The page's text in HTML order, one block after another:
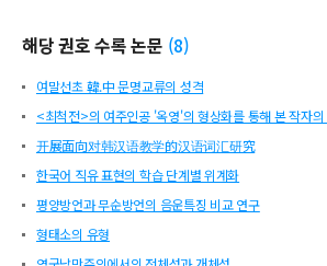
해당 권호 수록 논문 (8)
여말선초 韓.中 문명교류의 성격
<최척전>의 여주인공 '옥영'의 형상화를 통해 본 작자
开展面向对韩汉语教学的汉语词汇研究
한국어 직유 표현의 학습 단계별 위계화
평양방언과 무순방언의 음운특징 비교 연구
형태소의 유형